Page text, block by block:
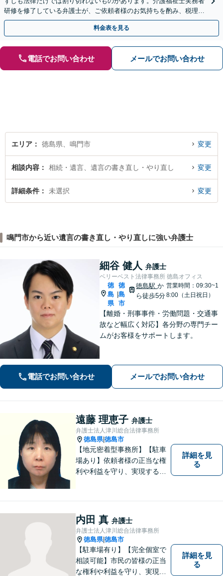
研修を修了している弁護士が、ご依頼者様のお気持ちを酌み、税理士
など他士業とも密接に連携しながら丁寧に対応いたします。
料金表を見る
電話でお問い合わせ メールでお問い合わせ
エリア 徳島県、鳴門市 変更
相談内容 相続・遺言、遺言の書き直し・やり直し 変更
詳細条件 未選択 変更
鳴門市から近い遺言の書き直し・やり直しに強い弁護士
細谷 健人 弁護士
ベリーベスト法律事務所 徳島オフィス
徳
島
県
|
徳
島
市
徳島駅か
ら徒歩5分
営業時間：09:30~1
8:00（土日祝日）
【離婚・刑事事件・労働問題・交通事
故など幅広く対応】各分野の専門チー
ムがお客様をサポートします。
電話でお問い合わせ メールでお問い合わせ
遠藤 理恵子 弁護士
弁護士法人津川総合法律事務所
徳島県|徳島市
【地元密着型事務所】【駐車
場あり】依頼者様の正当な権
利や利益を守り、実現するた
を払い、丁寧に対処してまい
ります。個人・法人問わずあ
らゆる問題に対応可能！
詳細を見
る
内田 真 弁護士
弁護士法人津川総合法律事務所
徳島県|徳島市
【駐車場有り】【完全個室で
相談可能】市民の皆様の正当
な権利や利益を守り、実現す
詳細を見
る